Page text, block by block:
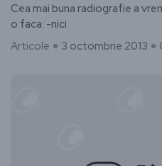
Cea mai buna radiografie a
o faca: -nici
Articole
3 octombrie 2013